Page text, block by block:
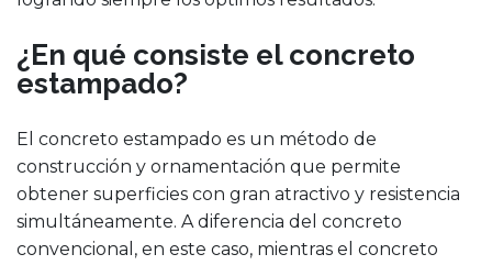
¿En qué consiste el concreto
estampado?
El concreto estampado es un método de
construcción y ornamentación que permite
obtener superficies con gran atractivo y resistencia
simultáneamente. A diferencia del concreto
convencional, en este caso, mientras el concreto